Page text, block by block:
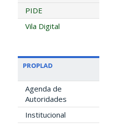
PIDE
Vila Digital
PROPLAD
Agenda de
Autoridades
Institucional